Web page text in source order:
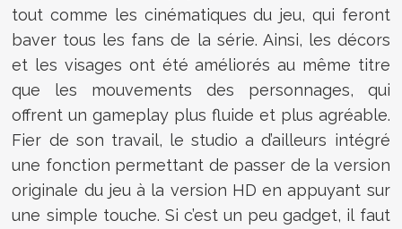
tout comme les cinématiques du jeu, qui feront
baver tous les fans de la série. Ainsi, les décors
et les visages ont été améliorés au même titre
que les mouvements des personnages, qui
offrent un gameplay plus fluide et plus agréable.
Fier de son travail, le studio a d’ailleurs intégré
une fonction permettant de passer de la version
originale du jeu à la version HD en appuyant sur
une simple touche. Si c’est un peu gadget, il faut